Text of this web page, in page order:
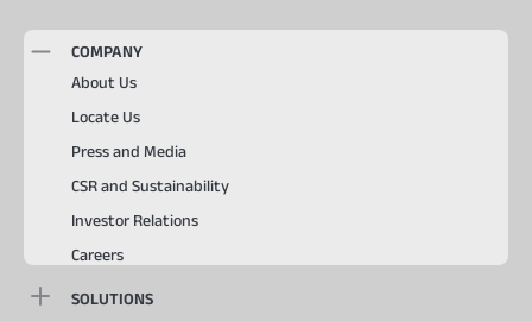
COMPANY
About Us
Locate Us
Press and Media
CSR and Sustainability
Investor Relations
Careers
SOLUTIONS